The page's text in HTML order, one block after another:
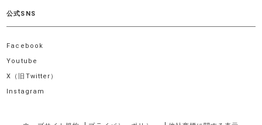
公式SNS
Facebook
Youtube
X（旧Twitter）
Instagram